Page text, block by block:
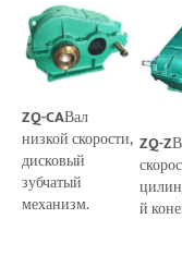
ZQ-CAВал
низкой скорости,
дисковый
зубчатый
механизм.
ZQ-Z
й